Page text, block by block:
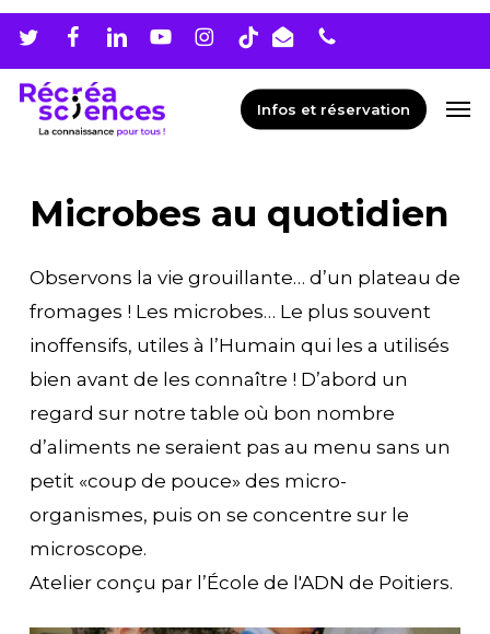
Skip
main
content
Infos et réservation
Microbes au quotidien
Observons la vie grouillante… d’un plateau de
fromages ! Les microbes… Le plus souvent
inoffensifs, utiles à l’Humain qui les a utilisés
bien avant de les connaître ! D’abord un
regard sur notre table où bon nombre
d’aliments ne seraient pas au menu sans un
petit «coup de pouce» des micro-
organismes, puis on se concentre sur le
microscope.
Atelier conçu par l’École de l'ADN de Poitiers.
Menu